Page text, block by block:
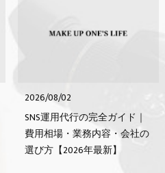
2026/08/02
SNS運用代行の完全ガイド｜
費用相場・業務内容・会社の
選び方【2026年最新】